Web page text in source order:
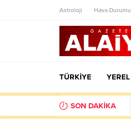
Astroloji Hava Durumu
TÜRKİYE YEREL
SON DAKİKA